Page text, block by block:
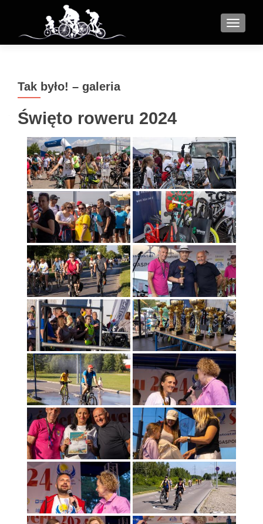
MENU
Tak było! – galeria
Święto roweru 2024